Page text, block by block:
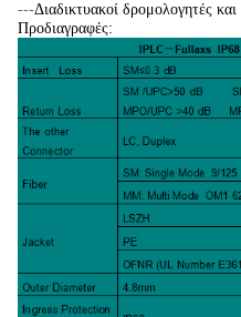
---Διαδικτυακοί δρομολογητές και
Προδιαγραφές: